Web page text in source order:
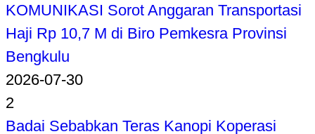
KOMUNIKASI Sorot Anggaran Transportasi
Haji Rp 10,7 M di Biro Pemkesra Provinsi
Bengkulu
2026-07-30
2
Badai Sebabkan Teras Kanopi Koperasi